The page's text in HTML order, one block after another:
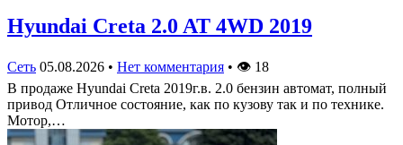
Hyundai Creta 2.0 AT 4WD 2019
Сеть 05.08.2026 • Нет комментария • 👁 18
В продаже Hyundai Creta 2019г.в. 2.0 бензин автомат, полный
привод Отличное состояние, как по кузову так и по технике.
Мотор,…